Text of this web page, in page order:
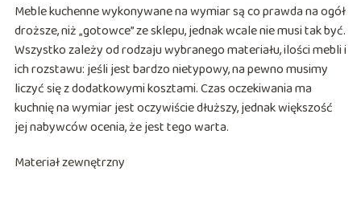
Meble kuchenne wykonywane na wymiar są co prawda na ogół
droższe, niż „gotowce” ze sklepu, jednak wcale nie musi tak być.
Wszystko zależy od rodzaju wybranego materiału, ilości mebli i
ich rozstawu: jeśli jest bardzo nietypowy, na pewno musimy
liczyć się z dodatkowymi kosztami. Czas oczekiwania ma
kuchnię na wymiar jest oczywiście dłuższy, jednak większość
jej nabywców ocenia, że jest tego warta.
Materiał zewnętrzny